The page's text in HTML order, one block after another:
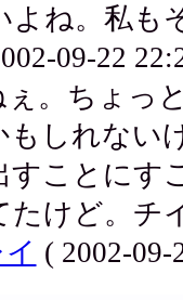
よね。私も
09-22
。ちょっ
もしれない
すことにす
たけど。チ
( 2002-09-